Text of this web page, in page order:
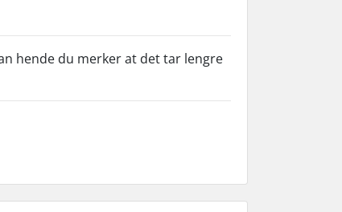
hende du merker at det tar lengre